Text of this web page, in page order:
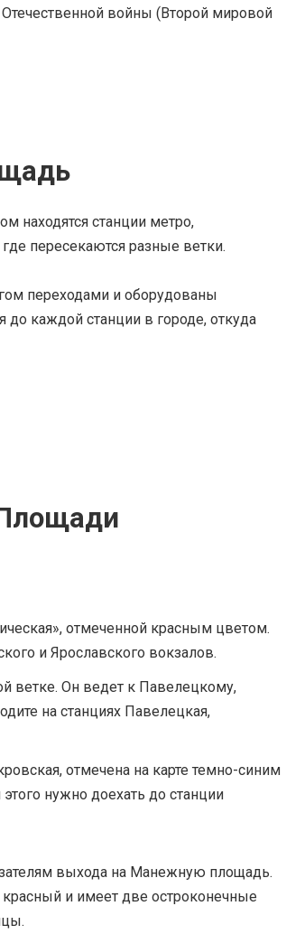
войны (Второй мировой
находятся станции метро,
пересекаются разные ветки.
переходами и оборудованы
каждой станции в городе, откуда
отмеченной красным цветом.
и Ярославского вокзалов.
ветке. Он ведет к Павелецкому,
на станциях Павелецкая,
отмечена на карте темно-синим
нужно доехать до станции
выхода на Манежную площадь.
и имеет две остроконечные